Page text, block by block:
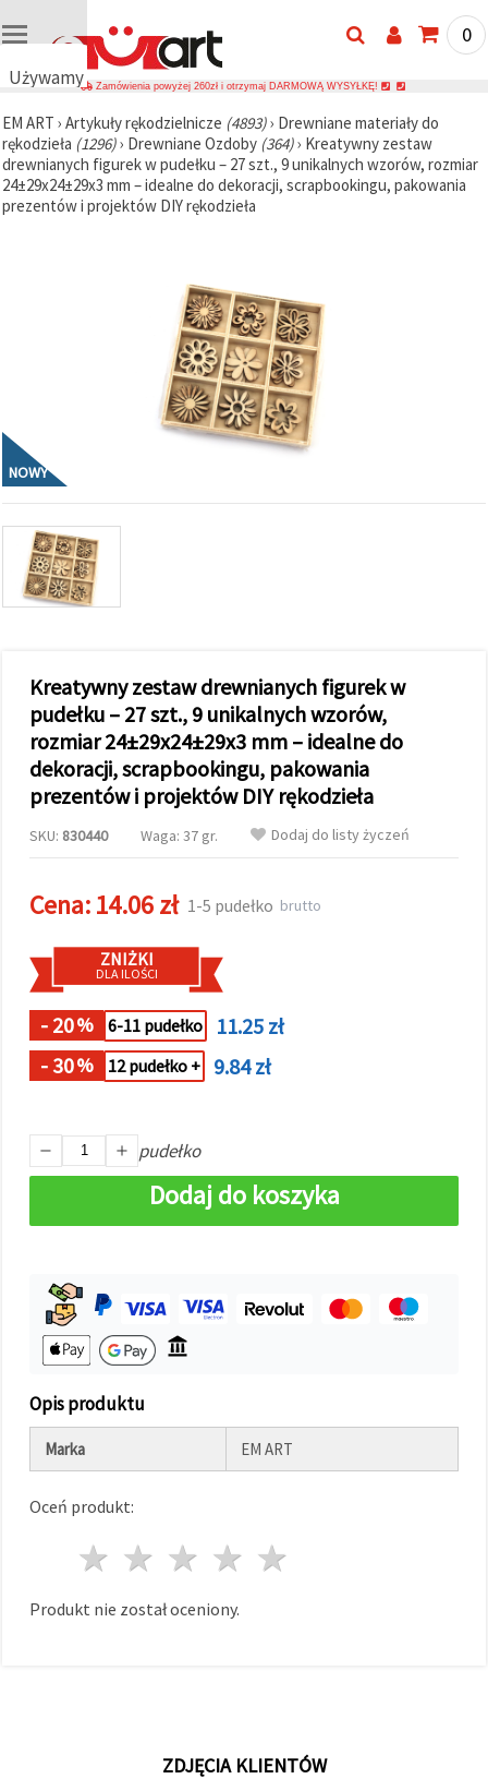
Używamy
cookie
🍪
Używamy
plików
cookie i
za Państwa
zgodą,
analizować
ruch i
wyświetlać
trafne treści
oraz
reklamy,
również
przy
analitycznych
marketingowych.
Możesz
zgodzić się
używanie
wszystkich
cookie,
klikając
wszystkie!"
preferencje
wybierając
dany typ
plików
cookie i
Akceptuj
0
Zamówienia powyżej 260zł i otrzymaj DARMOWĄ WYSYŁKĘ!
EM ART › Artykuły rękodzielnicze (4893)› Drewniane materiały do
rękodzieła (1296)› Drewniane Ozdoby (364)› Kreatywny zestaw
drewnianych figurek w pudełku – 27 szt., 9 unikalnych wzorów, rozmiar
24±29x24±29x3 mm – idealne do dekoracji, scrapbookingu, pakowania
prezentów i projektów DIY rękodzieła
NOWY
Kreatywny zestaw drewnianych figurek w
pudełku – 27 szt., 9 unikalnych wzorów,
rozmiar 24±29x24±29x3 mm – idealne do
dekoracji, scrapbookingu, pakowania
prezentów i projektów DIY rękodzieła
SKU: 830440 Waga: 37 gr. Dodaj do listy życzeń
Cena:14.06 zł 1-5 pudełko brutto
ZNIŻKI
DLA ILOŚCI
- 20% 6-11 pudełko
11.25 zł
- 30% 12 pudełko + 9.84 zł
pudełko
Dodaj do koszyka
Opis produktu
Marka EM ART
Oceń produkt:
4 gwiazdy
3 gwiazdy
2 gwiazdy
1 gwiazda
Produkt nie został oceniony.
ZDJĘCIA KLIENTÓW